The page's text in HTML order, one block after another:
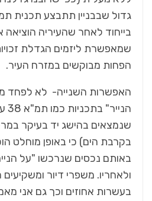
שמאפשרת ליזמים הגדלת
הפחות מבוקשים במזרח העיר.
האפשרות השנייה- לא לפחד
שנמצאים בהישג יד בעיקר
בקרבת הים) כי באופן מוחלט
באותם נכסים שנרכשו "על
ולאחריו. משפרי דיור ומשקיעים
בעשרות אחוזים וכך גם אני